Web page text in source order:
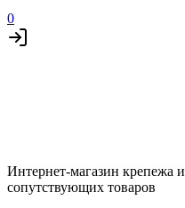
0
Интернет-магазин крепежа и
сопутствующих товаров